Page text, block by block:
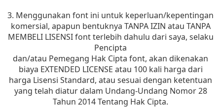
3. Menggunakan font ini untuk keperluan/kepentingan
komersial, apapun bentuknya TANPA IZIN atau TANPA
MEMBELI LISENSI font terlebih dahulu dari saya, selaku
Pencipta
dan/atau Pemegang Hak Cipta font, akan dikenakan
biaya EXTENDED LICENSE atau 100 kali harga dari
harga Lisensi Standard, atau sesuai dengan ketentuan
yang telah diatur dalam Undang-Undang Nomor 28
Tahun 2014 Tentang Hak Cipta.